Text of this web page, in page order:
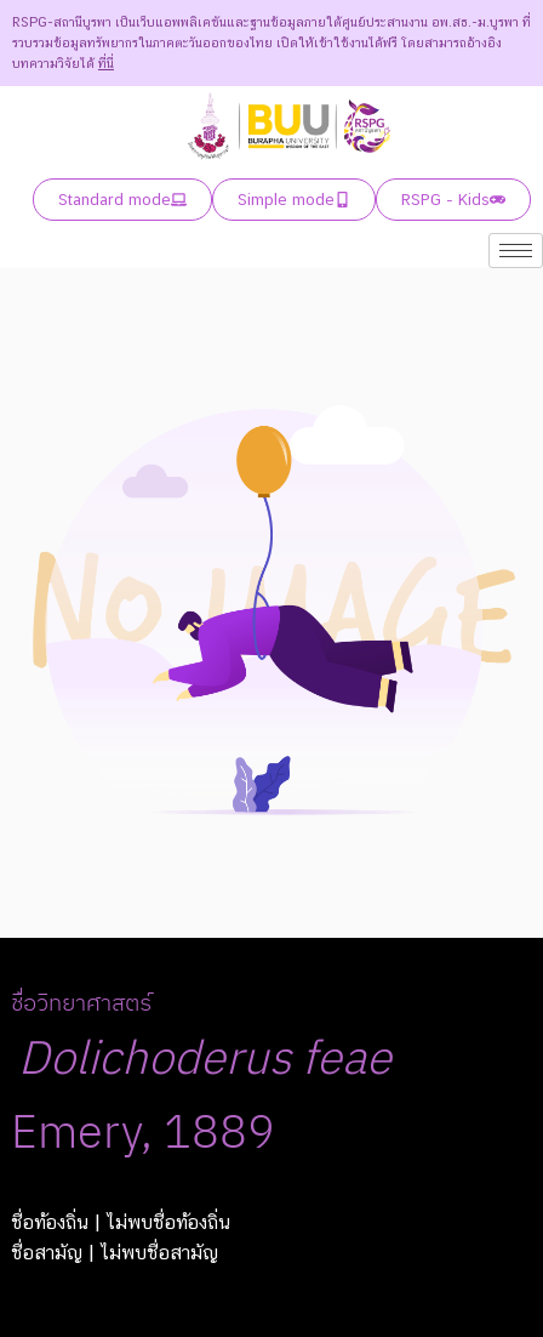
RSPG-สถานีบูรพา เป็นเว็บแอพพลิเคชันและฐานข้อมูลภายใต้ศูนย์ประสานงาน อพ.สธ.-ม.บูรพา ที่
รวบรวมข้อมูลทรัพยากรในภาคตะวันออกของไทย เปิดให้เข้าใช้งานได้ฟรี โดยสามารถอ้างอิง
บทความวิจัยได้ ที่นี่
Standard mode Simple mode RSPG - Kids
ชื่อวิทยาศาสตร์
Dolichoderus feae
Emery, 1889
ชื่อท้องถิ่น | ไม่พบชื่อท้องถิ่น
ชื่อสามัญ | ไม่พบชื่อสามัญ